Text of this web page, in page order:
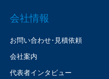
会社情報
お問い合わせ･見積依頼
会社案内
代表者インタビュー